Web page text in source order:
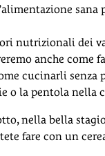
sana
nutrizionali dei
anche come
cucinarli senza
o la pentola nella
nella bella
fare con un